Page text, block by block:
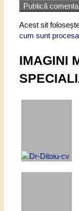
Acest sit
cum sunt
IMAGINI